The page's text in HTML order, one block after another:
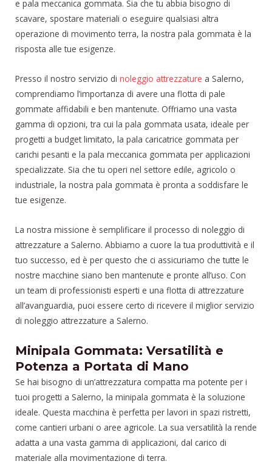
e pala meccanica gommata. Sia che tu abbia bisogno di
scavare, spostare materiali o eseguire qualsiasi altra
operazione di movimento terra, la nostra pala gommata è la
risposta alle tue esigenze.
Presso il nostro servizio di noleggio attrezzature a Salerno,
comprendiamo l’importanza di avere una flotta di pale
gommate affidabili e ben mantenute. Offriamo una vasta
gamma di opzioni, tra cui la pala gommata usata, ideale per
progetti a budget limitato, la pala caricatrice gommata per
carichi pesanti e la pala meccanica gommata per applicazioni
specializzate. Sia che tu operi nel settore edile, agricolo o
industriale, la nostra pala gommata è pronta a soddisfare le
tue esigenze.
La nostra missione è semplificare il processo di noleggio di
attrezzature a Salerno. Abbiamo a cuore la tua produttività e il
tuo successo, ed è per questo che ci assicuriamo che tutte le
nostre macchine siano ben mantenute e pronte all’uso. Con
un team di professionisti esperti e una flotta di attrezzature
all’avanguardia, puoi essere certo di ricevere il miglior servizio
di noleggio attrezzature a Salerno.
Minipala Gommata: Versatilità e
Potenza a Portata di Mano
Se hai bisogno di un’attrezzatura compatta ma potente per i
tuoi progetti a Salerno, la minipala gommata è la soluzione
ideale. Questa macchina è perfetta per lavori in spazi ristretti,
come cantieri urbani o aree agricole. La sua versatilità la rende
adatta a una vasta gamma di applicazioni, dal carico di
materiale alla movimentazione di terra.